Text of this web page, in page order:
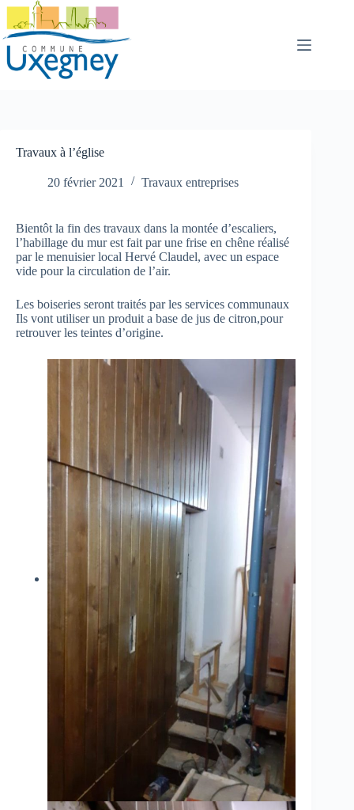
Passer
contenu
Travaux à l’église
20 février 2021 Travaux entreprises
Bientôt la fin des travaux dans la montée d’escaliers,
l’habillage du mur est fait par une frise en chêne réalisé
par le menuisier local Hervé Claudel, avec un espace
vide pour la circulation de l’air.
Les boiseries seront traités par les services communaux
Ils vont utiliser un produit a base de jus de citron,pour
retrouver les teintes d’origine.